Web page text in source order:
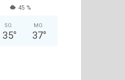
45 %
SO.
35°
MO.
37°